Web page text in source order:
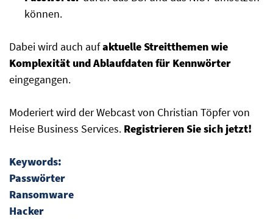
können.
Dabei wird auch aufaktuelle Streitthemen wie
Komplexität und Ablaufdaten für Kennwörter
eingegangen.
Moderiert wird der Webcast von Christian Töpfer von
Heise Business Services. Registrieren Sie sich jetzt!
Keywords:
Passwörter
Ransomware
Hacker